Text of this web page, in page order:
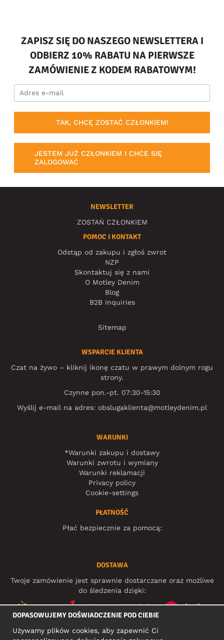
ZAPISZ SIĘ DO NASZEGO NEWSLETTERA I
ODBIERZ 10% RABATU NA PIERWSZE
ZAMÓWIENIE Z KODEM RABATOWYM!
TAK, CHCĘ ZOSTAĆ CZŁONKIEM!
JESTEM JUŻ CZŁONKIEM I CHCE SIĘ
ZALOGOWAĆ
NEWSLETTER
ZOSTAŃ CZŁONKIEM
POMOC I KONTAKT
Odstąp od zakupu i zgłoś zwrot
NZP
Skontaktuj się z nami
O Motley Denim
Blog
B2B Inquiries
Sitemap
WSPARCIE KLIENTA
Czat na żywo – kliknij ikonę czatu w prawym dolnym rogu
strony.
Czynne pon.-pt. 07:30-15:30
Wyślij e-mail na adres: obslugaklienta@motleydenim.pl
WARUNKI
*Warunki zakupu i dostawy
Warunki zwrotu i wymiany
Warunki reklamacji
Privacy policy
Cookie-settings
PŁATNOŚĆ
Płać bezpiecznie za pomocą:
DOSTAWA
Twoje zamówienie jest sprawnie dostarczane oraz możliwe
do śledzenia dzięki:
MEDIA SPOŁECZNOŚCIOWE
DOPASOWUJEMY DOŚWIADCZENIE POD CIEBIE
Używamy plików cookies, aby zapewnić Ci